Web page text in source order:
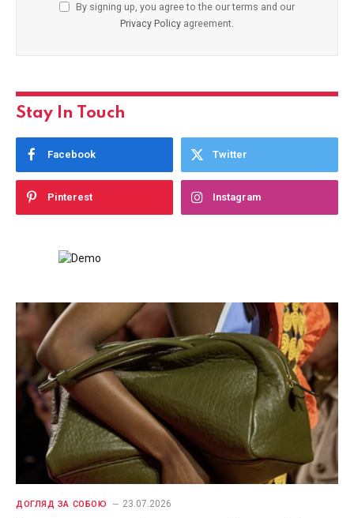
By signing up, you agree to the our terms and our
Privacy Policy agreement.
Stay In Touch
Facebook Twitter
Pinterest Instagram
ДОГЛЯД ЗА СОБОЮ 23.07.2026